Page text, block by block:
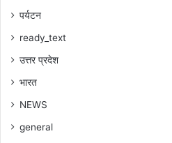
पर्यटन
ready_text
उत्तर प्रदेश
भारत
NEWS
general